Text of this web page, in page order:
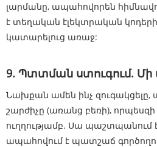
լարմանը, ապահովորեն
է տեղական էլեկտրական
կատարելուց առաջ:
9. Պտտման ստուգում. Մի
Նախքան ամեն ինչ զուգակցելը,
շարժիչը (առանց բեռի),
ուղղությամբ. Սա պաշտպանում
ապահովում է պատշաճ